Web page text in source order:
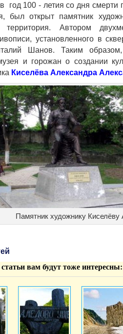
год 100 - летия со дня смерти
был открыт памятник
территория. Автором
установленного в
Шанов. Таким
и горожан о создании
Киселёва Александра
Памятник художнику Киселёву
вам будут тоже интересны: